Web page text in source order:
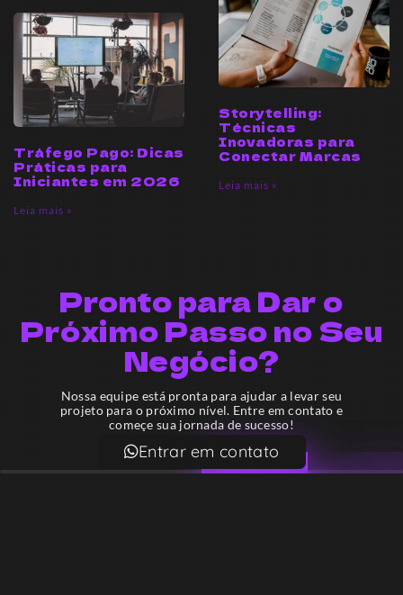
Tráfego Pago: Dicas
Práticas para
Iniciantes em 2026
Leia mais »
Storytelling:
Técnicas
Inovadoras para
Conectar Marcas
Leia mais »
Pronto para Dar o
Próximo Passo no Seu
Negócio?
Nossa equipe está pronta para ajudar a levar seu
projeto para o próximo nível. Entre em contato e
começe sua jornada de sucesso!
Entrar em contato